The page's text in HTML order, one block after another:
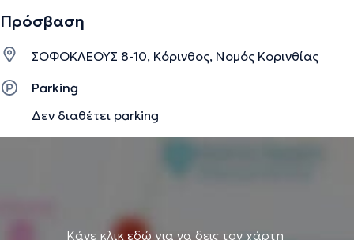
Πρόσβαση
ΣΟΦΟΚΛΕΟΥΣ 8-10, Κόρινθος, Νομός Κορινθίας
Parking
Δεν διαθέτει parking
Κάνε κλικ εδώ για να δεις τον χάρτη